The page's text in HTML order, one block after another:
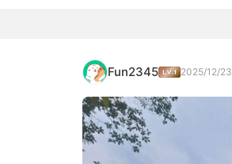
Fun2345 2025/12/23